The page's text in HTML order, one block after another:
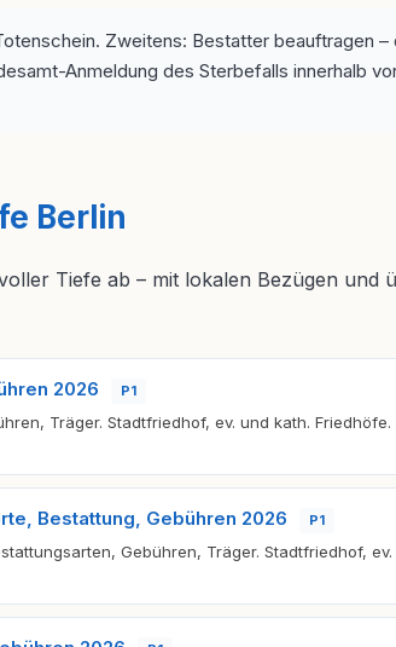
Zweitens: Bestatter beauftragen –
Anmeldung des Sterbefalls innerhalb
Berlin
Tiefe ab – mit lokalen Bezügen und
2026 P1
Träger. Stadtfriedhof, ev. und kath. Friedhöfe.
Bestattung, Gebühren 2026 P1
Gebühren, Träger. Stadtfriedhof, ev.